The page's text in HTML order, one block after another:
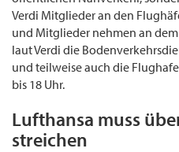
Verdi Mitglieder an den
und Mitglieder nehmen an
laut Verdi die
und teilweise auch die
bis 18 Uhr.
Lufthansa muss
streichen